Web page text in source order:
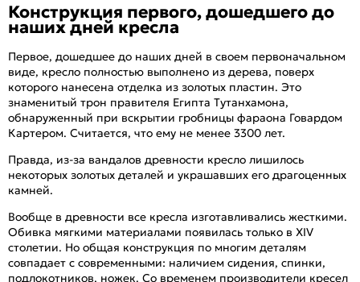
Конструкция первого, дошедшего до
наших дней кресла
Первое, дошедшее до наших дней в своем первоначальном
виде, кресло полностью выполнено из дерева, поверх
которого нанесена отделка из золотых пластин. Это
знаменитый трон правителя Египта Тутанхамона,
обнаруженный при вскрытии гробницы фараона Говардом
Картером. Считается, что ему не менее 3300 лет.
Правда, из-за вандалов древности кресло лишилось
некоторых золотых деталей и украшавших его драгоценных
камней.
Вообще в древности все кресла изготавливались жесткими.
Обивка мягкими материалами появилась только в XIV
столетии. Но общая конструкция по многим деталям
совпадает с современными: наличием сидения, спинки,
подлокотников, ножек. Со временем производители кресел